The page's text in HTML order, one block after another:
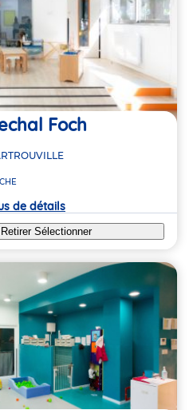
Foch
de détails
Retirer Sélectionner